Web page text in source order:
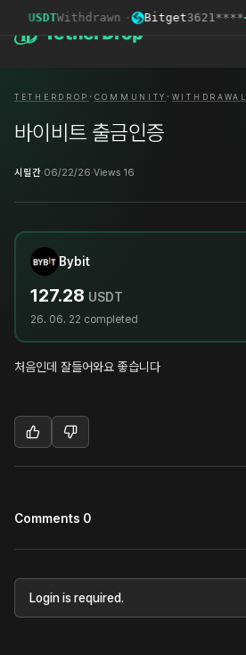
USDTWithdrawn · Bitget3621****
TETHERDROP · COMMUNITY ·
바이비트 출금인증
시릴간·06/22/26·Views 16
Bybit
127.28 USDT
26. 06. 22 completed
처음인데 잘들어와요 좋습니다
Comments 0
Login is required.